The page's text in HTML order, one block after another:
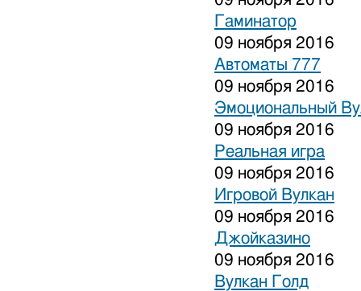
Гаминатор
09 ноября 2016
Автоматы 777
09 ноября 2016
Эмоциональный
09 ноября 2016
Реальная игра
09 ноября 2016
Игровой Вулкан
09 ноября 2016
Джойказино
09 ноября 2016
Вулкан Голд